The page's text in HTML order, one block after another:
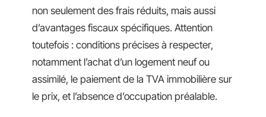
non seulement des frais réduits, mais aussi
d’avantages fiscaux spécifiques. Attention
toutefois : conditions précises à respecter,
notamment l’achat d’un logement neuf ou
assimilé, le paiement de la TVA immobilière sur
le prix, et l’absence d’occupation préalable.